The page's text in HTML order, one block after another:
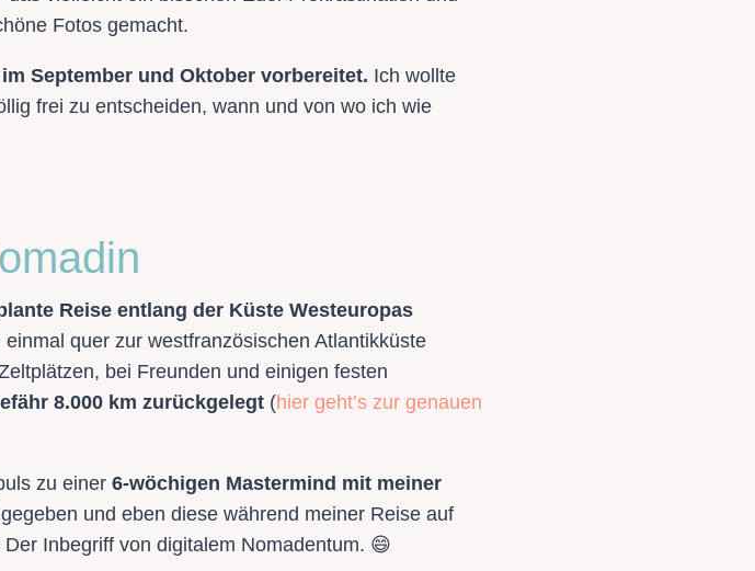
Fotos gemacht.
September und Oktober vorbereitet. Ich wollte
frei zu entscheiden, wann und von wo ich wie
Reise entlang der Küste Westeuropas
quer zur westfranzösischen Atlantikküste
bei Freunden und einigen festen
8.000 km zurückgelegt(hier geht’s zur genauen
zu einer 6-wöchigen Mastermind mit meiner
und eben diese während meiner Reise auf
Inbegriff von digitalem Nomadentum. 😄